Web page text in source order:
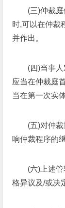
(三)仲裁
时,可以在仲裁
并作出。
(四)当事
应当在仲裁庭
当在第一次实
(五)对仲
响仲裁程序的
(六)上述
格异议及/或决